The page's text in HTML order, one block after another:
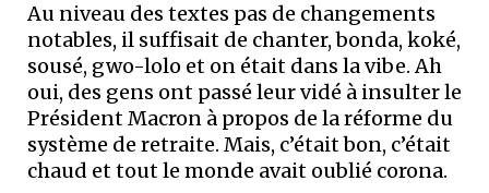
Au niveau des textes pas de changements
notables, il suffisait de chanter, bonda, koké,
sousé, gwo-lolo et on était dans la vibe. Ah
oui, des gens ont passé leur vidé à insulter le
Président Macron à propos de la réforme du
système de retraite. Mais, c’était bon, c’était
chaud et tout le monde avait oublié corona.